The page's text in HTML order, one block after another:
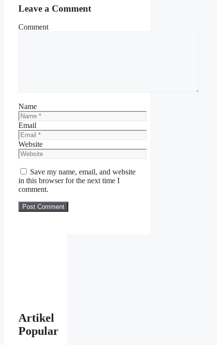
Leave a Comment
Comment
Name
Email
Website
Save my name, email, and website
in this browser for the next time I
comment.
Artikel
Popular